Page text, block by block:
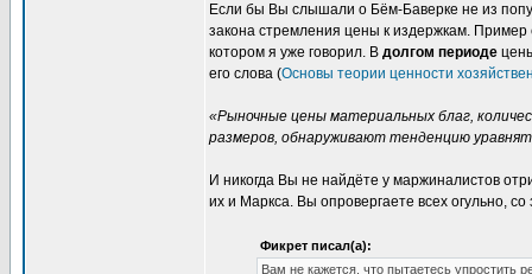
Если бы Вы слышали о Бём-Баверке не из
закона стремления цены к издержкам.
котором я уже говорил. В долгом периоде
его слова (Основы теории ценности
«Рыночные цены материальных благ,
размеров, обнаруживают тенденцию
И никогда Вы не найдёте у маржиналистов
их и Маркса. Вы опровергаете всех огульно,
Фикрет писал(а):
Вам не кажется, что пытаетесь упростить